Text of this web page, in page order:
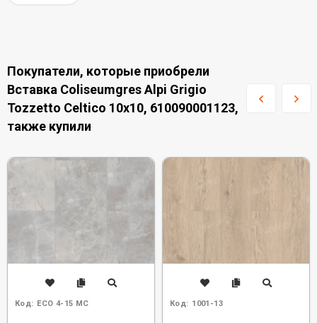
Покупатели, которые приобрели
Вставка Coliseumgres Alpi Grigio
Tozzetto Celtico 10x10, 610090001123,
также купили
Код: ECO 4-15 MC Код: 1001-13